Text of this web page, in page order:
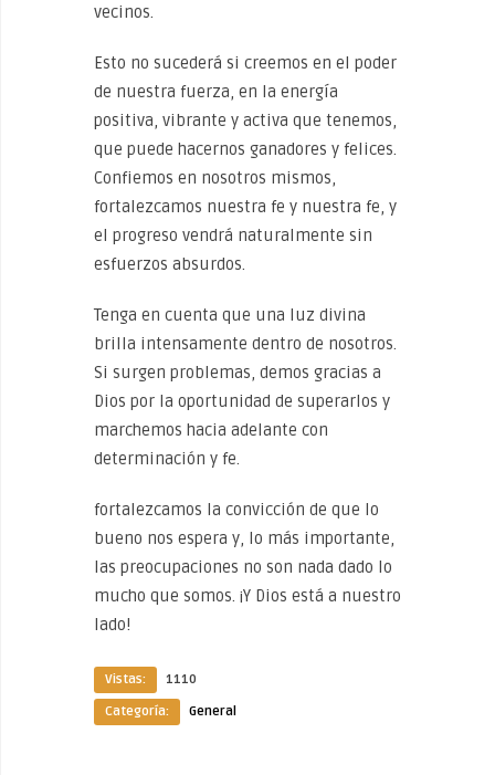
vecinos.
Esto no sucederá si creemos en el poder
de nuestra fuerza, en la energía
positiva, vibrante y activa que tenemos,
que puede hacernos ganadores y felices.
Confiemos en nosotros mismos,
fortalezcamos nuestra fe y nuestra fe, y
el progreso vendrá naturalmente sin
esfuerzos absurdos.
Tenga en cuenta que una luz divina
brilla intensamente dentro de nosotros.
Si surgen problemas, demos gracias a
Dios por la oportunidad de superarlos y
marchemos hacia adelante con
determinación y fe.
fortalezcamos la convicción de que lo
bueno nos espera y, lo más importante,
las preocupaciones no son nada dado lo
mucho que somos. ¡Y Dios está a nuestro
lado!
Vistas:
1110
Categoría:
General